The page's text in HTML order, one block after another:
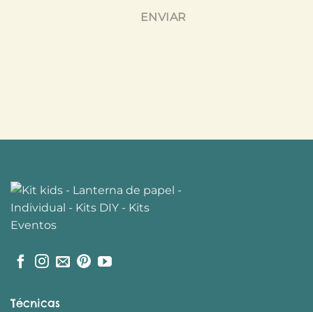
ENVIAR
Técnicas